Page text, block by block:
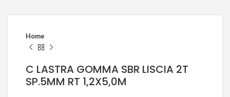
Home
C LASTRA GOMMA SBR LISCIA 2T
SP.5MM RT 1,2X5,0M